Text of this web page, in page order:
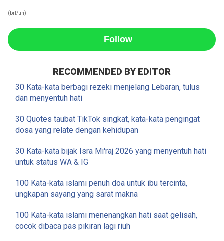
(brl/tin)
Follow
RECOMMENDED BY EDITOR
30 Kata-kata berbagi rezeki menjelang Lebaran, tulus
dan menyentuh hati
30 Quotes taubat TikTok singkat, kata-kata pengingat
dosa yang relate dengan kehidupan
30 Kata-kata bijak Isra Mi'raj 2026 yang menyentuh hati
untuk status WA & IG
100 Kata-kata islami penuh doa untuk ibu tercinta,
ungkapan sayang yang sarat makna
100 Kata-kata islami menenangkan hati saat gelisah,
cocok dibaca pas pikiran lagi riuh